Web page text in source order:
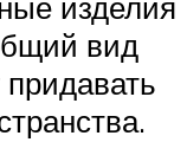
вид